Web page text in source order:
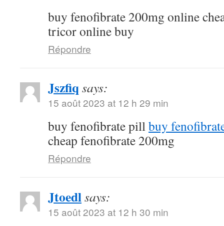
buy fenofibrate 200mg online
tricor online buy
Répondre
Jszfiq says:
15 août 2023 at 12 h 29 min
buy fenofibrate pillbuy
cheap fenofibrate 200mg
Répondre
Jtoedlsays:
15 août 2023 at 12 h 30 min